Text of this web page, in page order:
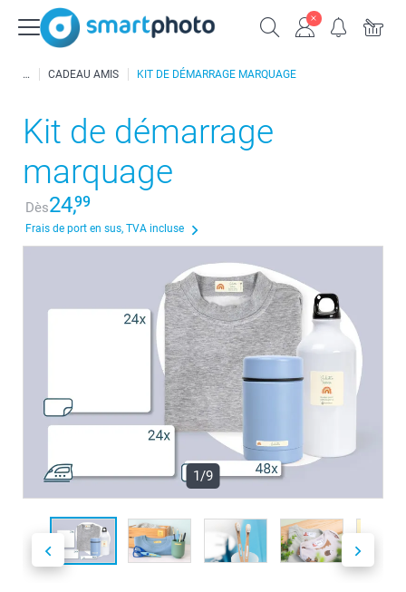
CADEAU AMIS KIT DE DÉMARRAGE MARQUAGE
Kit de démarrage
marquage
Dès24,99
Frais de port en sus, TVA incluse
1/9